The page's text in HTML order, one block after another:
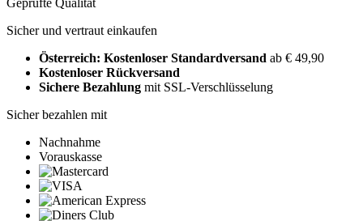
Sicher und vertraut einkaufen
Österreich: Kostenloser Standardversand ab € 49,90
Kostenloser Rückversand
Sichere Bezahlung mit SSL-Verschlüsselung
Sicher bezahlen mit
Nachnahme
Vorauskasse